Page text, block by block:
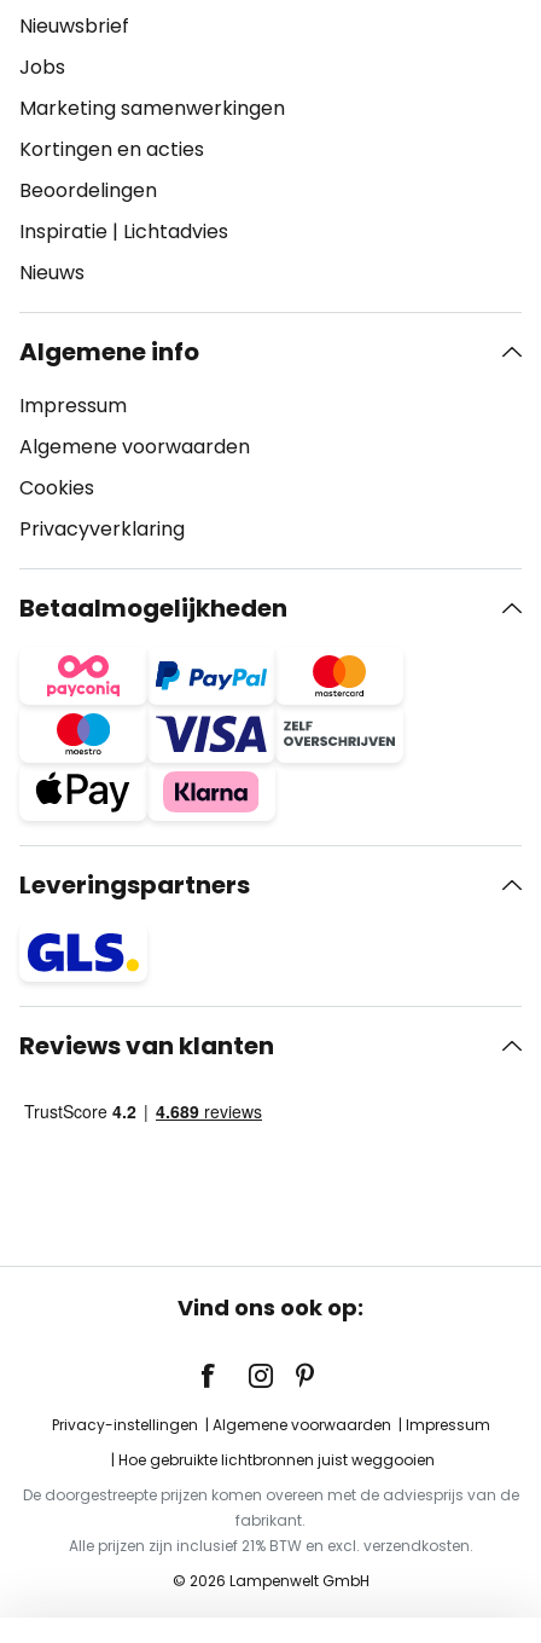
Nieuwsbrief
Jobs
Marketing samenwerkingen
Kortingen en acties
Beoordelingen
Inspiratie | Lichtadvies
Nieuws
Algemene info
Impressum
Algemene voorwaarden
Cookies
Privacyverklaring
Betaalmogelijkheden
Leveringspartners
Reviews van klanten
Vind ons ook op:
Privacy-instellingen Algemene voorwaarden
Impressum
Hoe gebruikte lichtbronnen juist weggooien
De doorgestreepte prijzen komen overeen met de adviesprijs van de
fabrikant.
Alle prijzen zijn inclusief 21% BTW en excl. verzendkosten.
© 2026 Lampenwelt GmbH